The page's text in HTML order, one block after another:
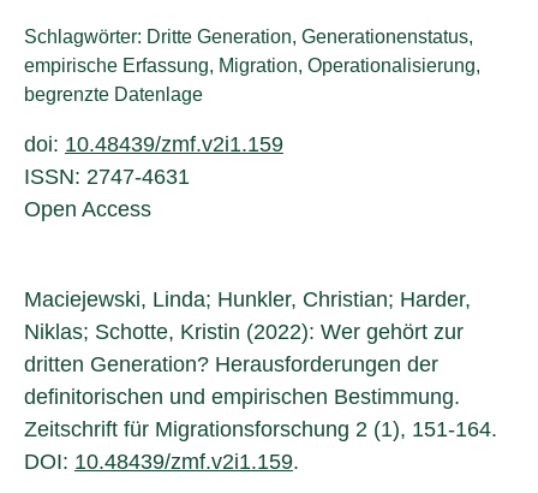
Schlagwörter: Dritte Generation, Generationenstatus,
empirische Erfassung, Migration, Operationalisierung,
begrenzte Datenlage
doi: 10.48439/zmf.v2i1.159
ISSN: 2747-4631
Open Access
Maciejewski, Linda; Hunkler, Christian; Harder,
Niklas; Schotte, Kristin (2022): Wer gehört zur
dritten Generation? Herausforderungen der
definitorischen und empirischen Bestimmung.
Zeitschrift für Migrationsforschung 2 (1), 151-164.
DOI: 10.48439/zmf.v2i1.159.